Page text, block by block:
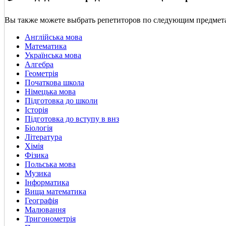
Вы также можете выбрать репетиторов по следующим
Англійська мова
Математика
Українська мова
Алгебра
Геометрія
Початкова школа
Німецька мова
Підготовка до школи
Історія
Підготовка до вступу в внз
Біологія
Література
Хімія
Фізика
Польська мова
Музика
Інформатика
Вища математика
Географія
Малювання
Тригонометрія